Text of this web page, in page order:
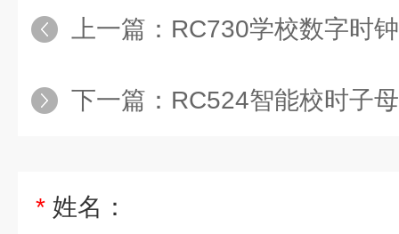
上一篇： RC730学校数字时
下一篇： RC524智能校时子
* 姓名：